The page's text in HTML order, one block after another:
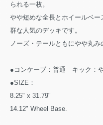
られる一枚。
やや短めな全長とホイールベ
群な人気のデッキです。
ノーズ・テールともにやや丸み
●コンケーブ：普通 キック：
●SIZE：
8.25" x 31.79"
14.12" Wheel Base.